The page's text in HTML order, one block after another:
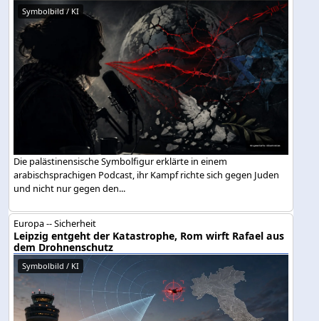
Symbolbild / KI
Die palästinensische Symbolfigur erklärte in einem
arabischsprachigen Podcast, ihr Kampf richte sich gegen Juden
und nicht nur gegen den...
Europa -- Sicherheit
Leipzig entgeht der Katastrophe, Rom wirft Rafael aus
dem Drohnenschutz
Symbolbild / KI